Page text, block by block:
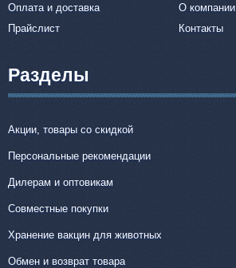
Оплата и доставка
О компании
Прайслист
Контакты
Разделы
Акции, товары со скидкой
Персональные рекомендации
Дилерам и оптовикам
Совместные покупки
Хранение вакцин для животных
Обмен и возврат товара